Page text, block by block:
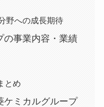
野への成長期待
の事業内容・業績
とめ
ケミカルグループ